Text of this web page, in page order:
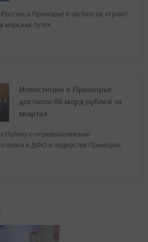
и Приморье в частности, играют
морских путях
Инвестиции в Приморье
достигли 86 млрд рублей за
квартал
Путину о перевыполнении
плана в ДФО и лидерстве Приморья